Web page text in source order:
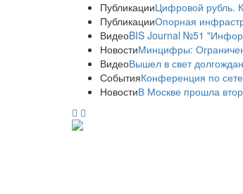
ПубликацииЦифровой рубль.
ПубликацииОпорная
ВидеоBIS Journal №51
НовостиМинцифры:
ВидеоВышел в свет
СобытияКонференция по
НовостиВ Москве прошла